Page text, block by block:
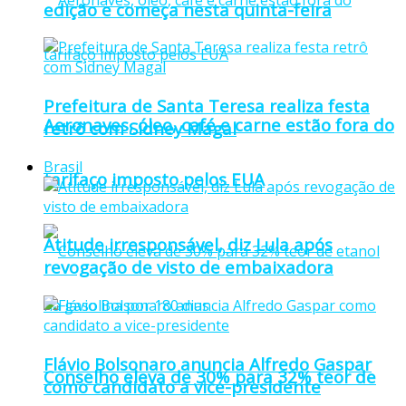
Aeronaves, óleo, café e carne estão fora do
tarifaço imposto pelos EUA
Conselho eleva de 30% para 32% teor de
edição e começa nesta quinta-feira
Prefeitura de Santa Teresa realiza festa
retrô com Sidney Magal
Brasil
Atitude irresponsável, diz Lula após
revogação de visto de embaixadora
Flávio Bolsonaro anuncia Alfredo Gaspar
como candidato a vice-presidente